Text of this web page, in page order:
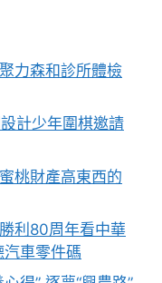
力森和診所體檢
計少年圍棋邀請
桃財產高東西的
利80周年看中華
汽車零件碼